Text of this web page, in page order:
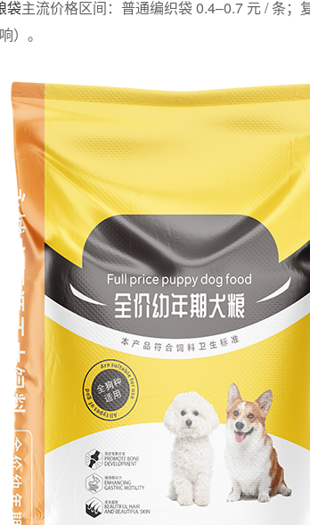
袋主流价格区间：普通编织袋 0.4–0.7 元 / 条；
）。